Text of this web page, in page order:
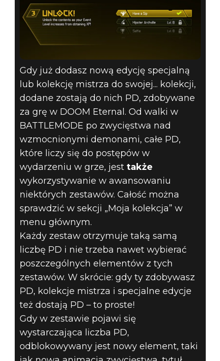
Gdy już dodasz nową edycję specjalną
lub kolekcję mistrza do swojej... kolekcji,
dodane zostają do nich PD, zdobywane
za grę w DOOM Eternal. Od walki w
BATTLEMODE po zwycięstwa nad
wzmocnionymi demonami, całe PD,
które liczy się do postępów w
wydarzeniu w grze, jest także
wykorzystywanie w awansowaniu
niektórych zestawów. Całość można
sprawdzić w sekcji „Moja kolekcja” w
menu głównym.
Każdy zestaw otrzymuje taką samą
liczbę PD i nie trzeba nawet wybierać
poszczególnych elementów z tych
zestawów. W skrócie: gdy ty zdobywasz
PD, kolekcje mistrza i specjalne edycje
też dostają PD – to proste!
Gdy w zestawie pojawi się
wystarczająca liczba PD,
odblokowywany jest nowy element, taki